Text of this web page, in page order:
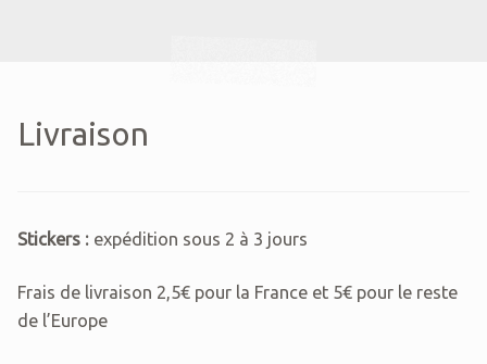
Livraison
Stickers : expédition sous 2 à 3 jours
Frais de livraison 2,5€ pour la France et 5€ pour le reste
de l’Europe